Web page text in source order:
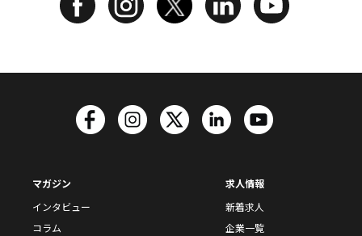
マガジン
インタビュー
コラム
求人情報
新着求人
企業一覧